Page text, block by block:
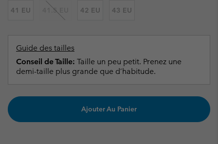
41 EU 41.5 EU 42 EU 43 EU
Guide des tailles
Conseil de Taille: Taille un peu petit. Prenez une
demi-taille plus grande que d’habitude.
Ajouter Au Panier